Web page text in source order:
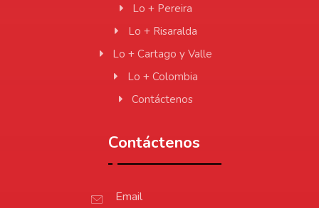
Lo + Pereira
Lo + Risaralda
Lo + Cartago y Valle
Lo + Colombia
Contáctenos
Contáctenos
Email